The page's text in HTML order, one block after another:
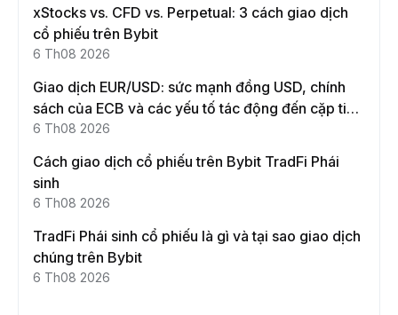
xStocks vs. CFD vs. Perpetual: 3 cách giao dịch
cổ phiếu trên Bybit
6 Th08 2026
Giao dịch EUR/USD: sức mạnh đồng USD, chính
sách của ECB và các yếu tố tác động đến cặp tiền
này
6 Th08 2026
Cách giao dịch cổ phiếu trên Bybit TradFi Phái
sinh
6 Th08 2026
TradFi Phái sinh cổ phiếu là gì và tại sao giao dịch
chúng trên Bybit
6 Th08 2026